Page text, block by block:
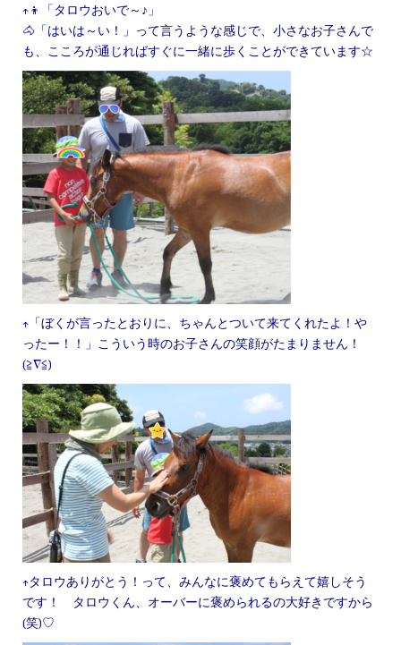
↑👦「タロウおいで～♪」
🐴「はいは～い！」って言うような感じで、小さなお子さんで
も、こころが通じればすぐに一緒に歩くことができています☆
↑「ぼくが言ったとおりに、ちゃんとついて来てくれたよ！や
ったー！！」こういう時のお子さんの笑顔がたまりません！
(≧∇≦)
↑タロウありがとう！って、みんなに褒めてもらえて嬉しそう
です！ タロウくん、オーバーに褒められるの大好きですから
(笑)♡